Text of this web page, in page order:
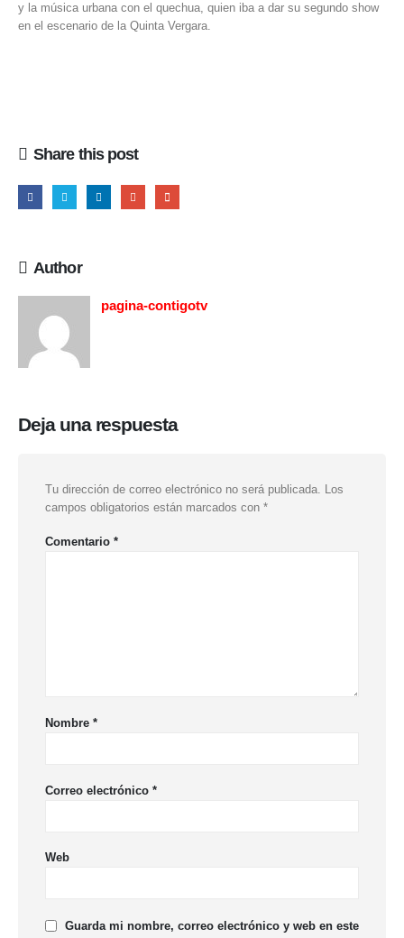
y la música urbana con el quechua, quien iba a dar su segundo show
en el escenario de la Quinta Vergara.
Share this post
Author
pagina-contigotv
Deja una respuesta
Tu dirección de correo electrónico no será publicada.
Los
campos obligatorios están marcados con *
Comentario *
Nombre *
Correo electrónico *
Web
Guarda mi nombre, correo electrónico y web en este